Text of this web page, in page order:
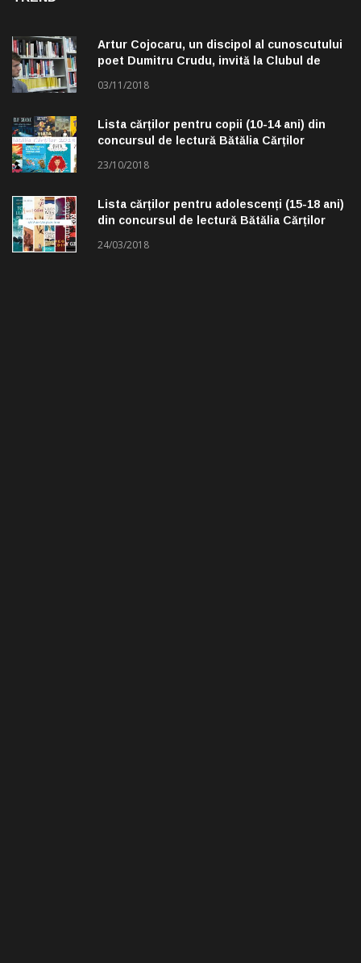
Artur Cojocaru, un discipol al cunoscutului
poet Dumitru Crudu, invită la Clubul de
03/11/2018
Lista cărților pentru copii (10-14 ani) din
concursul de lectură Bătălia Cărților
23/10/2018
Lista cărților pentru adolescenți (15-18 ani)
din concursul de lectură Bătălia Cărților
24/03/2018